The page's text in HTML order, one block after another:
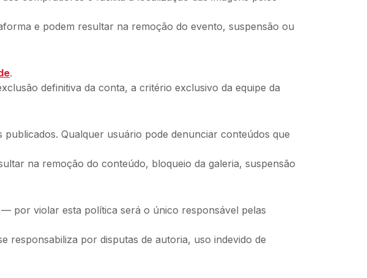
e podem resultar na remoção do evento, suspensão ou
.
definitiva da conta, a critério exclusivo da equipe da
Qualquer usuário pode denunciar conteúdos que
na remoção do conteúdo, bloqueio da galeria, suspensão
por violar esta política será o único responsável pelas
responsabiliza por disputas de autoria, uso indevido de